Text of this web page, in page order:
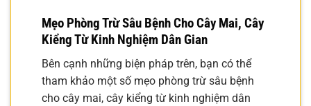
Mẹo Phòng Trừ Sâu Bệnh Cho Cây Mai, Cây
Kiểng Từ Kinh Nghiệm Dân Gian
Bên cạnh những biện pháp trên, bạn có thể
tham khảo một số mẹo phòng trừ sâu bệnh
cho cây mai, cây kiểng từ kinh nghiệm dân